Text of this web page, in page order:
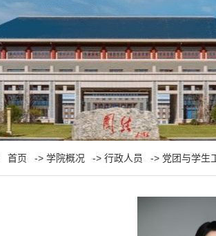
首页 -> 学院概况 -> 行政人员 -> 党团与学生